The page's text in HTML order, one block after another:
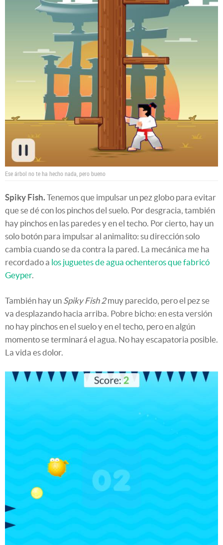
Ese árbol no te ha hecho nada, pero bueno
Spiky Fish.Tenemos que impulsar un pez globo para evitar
que se dé con los pinchos del suelo. Por desgracia, también
hay pinchos en las paredes y en el techo. Por cierto, hay un
solo botón para impulsar al animalito: su dirección solo
cambia cuando se da contra la pared. La mecánica me ha
recordado a los juguetes de agua ochenteros que fabricó
Geyper.
También hay un Spiky Fish 2muy parecido, pero el pez se
va desplazando hacia arriba. Pobre bicho: en esta versión
no hay pinchos en el suelo y en el techo, pero en algún
momento se terminará el agua. No hay escapatoria posible.
La vida es dolor.